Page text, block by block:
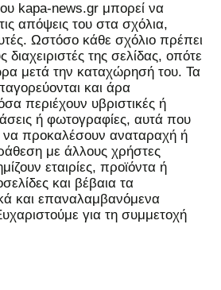
kapa-news.gr μπορεί να
απόψεις του στα σχόλια,
Ωστόσο κάθε σχόλιο πρέπει
διαχειριστές της σελίδας, οπότε
μετά την καταχώρησή του. Τα
και άρα
περιέχουν υβριστικές ή
ή φωτογραφίες, αυτά που
να προκαλέσουν αναταραχή ή
με άλλους χρήστες
εταιρίες, προϊόντα ή
και βέβαια τα
και επαναλαμβανόμενα
για τη συμμετοχή